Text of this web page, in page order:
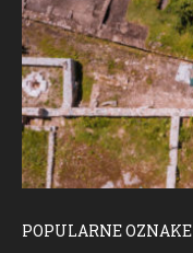
POPULARNE OZNAKE